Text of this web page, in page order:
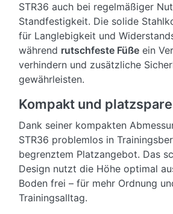
STR36 auch bei regelmäßiger
Standfestigkeit. Die solide
für Langlebigkeit und
während rutschfeste Füße ein
verhindern und zusätzliche
gewährleisten.
Kompakt und
Dank seiner kompakten
STR36 problemlos in
begrenztem Platzangebot. Das
Design nutzt die Höhe optimal
Boden frei – für mehr Ordnung
Trainingsalltag.